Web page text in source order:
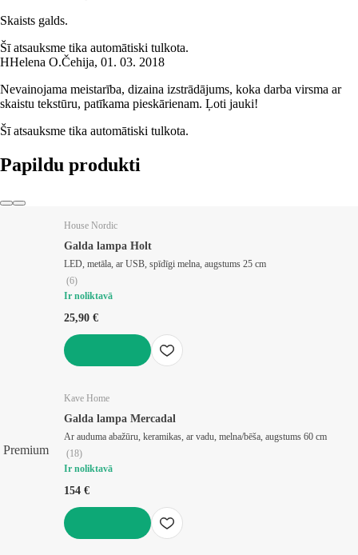
Skaists galds.
Šī atsauksme tika automātiski tulkota.
HHelena O.Čehija, 01. 03. 2018
Nevainojama meistarība, dizaina izstrādājums, koka darba virsma ar
skaistu tekstūru, patīkama pieskārienam. Ļoti jauki!
Šī atsauksme tika automātiski tulkota.
Papildu produkti
House Nordic
Galda lampa Holt
LED, metāla, ar USB, spīdīgi melna, augstums 25 cm
(6)
Ir noliktavā
25,90 €
Premium
Kave Home
Galda lampa Mercadal
Ar auduma abažūru, keramikas, ar vadu, melna/bēša, augstums 60 cm
(18)
Ir noliktavā
154 €